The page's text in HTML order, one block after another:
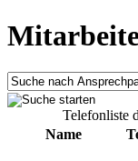
Telefonliste
Name